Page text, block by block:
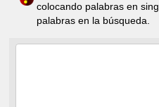
colocando palabras en
palabras en la búsqueda.